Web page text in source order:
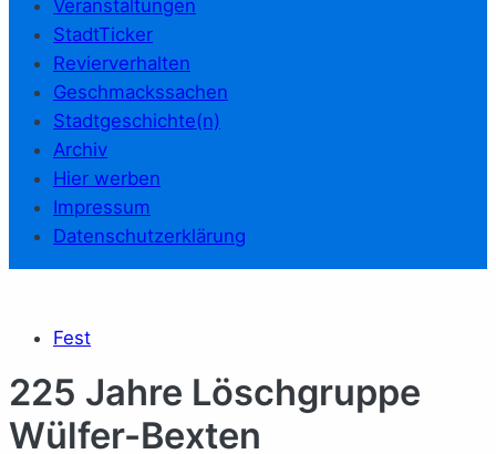
Veranstaltungen
StadtTicker
Revierverhalten
Geschmackssachen
Stadtgeschichte(n)
Archiv
Hier werben
Impressum
Datenschutzerklärung
Fest
225 Jahre Löschgruppe
Wülfer-Bexten